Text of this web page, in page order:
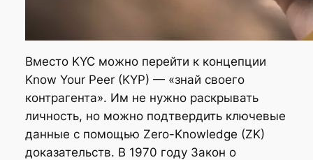
Вместо KYC можно перейти к концепции
Know Your Peer (KYP) — «знай своего
контрагента». Им не нужно раскрывать
личность, но можно подтвердить ключевые
данные с помощью Zero-Knowledge (ZK)
доказательств. В 1970 году Закон о